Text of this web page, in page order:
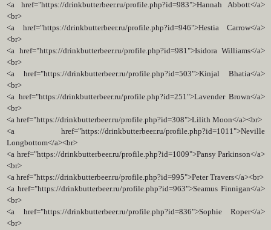
<a href="https://drinkbutterbeer.ru/profile.php?id=983">Hannah Abbott</a>
<br>
<a href="https://drinkbutterbeer.ru/profile.php?id=946">Hestia Carrow</a>
<br>
<a href="https://drinkbutterbeer.ru/profile.php?id=981">Isidora Williams</a>
<br>
<a href="https://drinkbutterbeer.ru/profile.php?id=503">Kinjal Bhatia</a>
<br>
<a href="https://drinkbutterbeer.ru/profile.php?id=251">Lavender Brown</a>
<br>
<a href="https://drinkbutterbeer.ru/profile.php?id=308">Lilith Moon</a><br>
<a href="https://drinkbutterbeer.ru/profile.php?id=1011">Neville
Longbottom</a><br>
<a href="https://drinkbutterbeer.ru/profile.php?id=1009">Pansy Parkinson</a>
<br>
<a href="https://drinkbutterbeer.ru/profile.php?id=995">Peter Travers</a><br>
<a href="https://drinkbutterbeer.ru/profile.php?id=963">Seamus Finnigan</a>
<br>
<a href="https://drinkbutterbeer.ru/profile.php?id=836">Sophie Roper</a>
<br>